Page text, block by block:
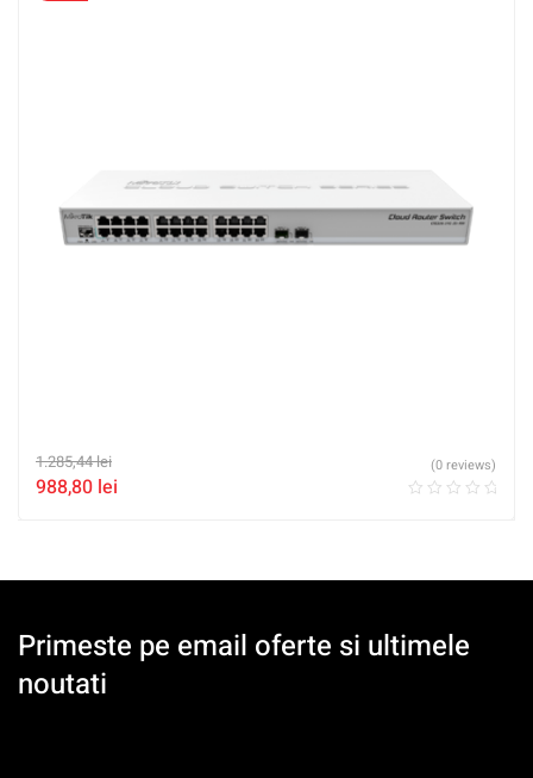
1.285,44lei
988,80 lei
(0 reviews)
Primeste pe email oferte si ultimele
noutati